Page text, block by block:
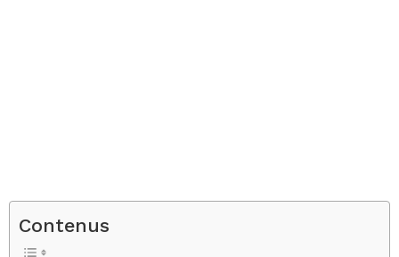
Contenus